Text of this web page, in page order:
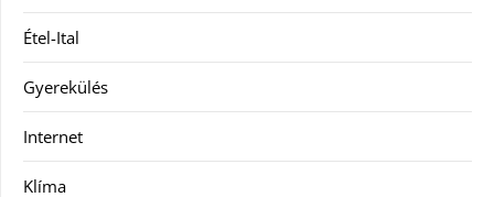
Étel-Ital
Gyerekülés
Internet
Klíma